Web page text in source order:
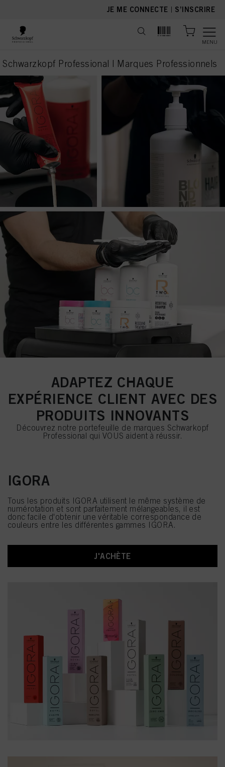
JE ME CONNECTE | S’INSCRIRE
MENU
Professional | Marques Professionnels
current page
ADAPTEZ CHAQUE
EXPÉRIENCE CLIENT AVEC DES
PRODUITS INNOVANTS
Découvrez notre portefeuille de marques Schwarkopf
Professional qui VOUS aident à réussir.
IGORA
Tous les produits IGORA utilisent le même système de
numérotation et sont parfaitement mélangeables, il est
donc facile d'obtenir une véritable correspondance de
couleurs entre les différentes gammes IGORA.
J'ACHÈTE